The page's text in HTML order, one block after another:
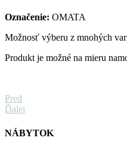
Označenie: OMATA
Možnosť výberu z mnohých
Produkt je možné na mieru
Pred
Ďalej
NÁBYTOK